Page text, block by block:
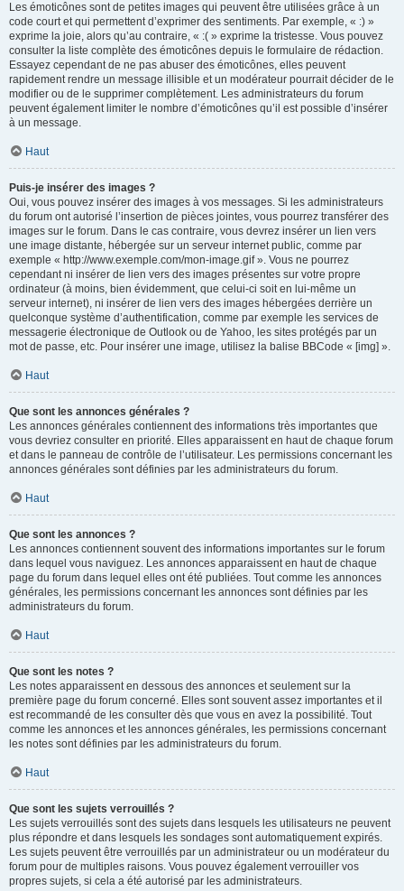
Les émoticônes sont de petites images qui peuvent être utilisées grâce à un
code court et qui permettent d’exprimer des sentiments. Par exemple, « :) »
exprime la joie, alors qu’au contraire, « :( » exprime la tristesse. Vous pouvez
consulter la liste complète des émoticônes depuis le formulaire de rédaction.
Essayez cependant de ne pas abuser des émoticônes, elles peuvent
rapidement rendre un message illisible et un modérateur pourrait décider de le
modifier ou de le supprimer complètement. Les administrateurs du forum
peuvent également limiter le nombre d’émoticônes qu’il est possible d’insérer
à un message.
Haut
Puis-je insérer des images ?
Oui, vous pouvez insérer des images à vos messages. Si les administrateurs
du forum ont autorisé l’insertion de pièces jointes, vous pourrez transférer des
images sur le forum. Dans le cas contraire, vous devrez insérer un lien vers
une image distante, hébergée sur un serveur internet public, comme par
exemple « http://www.exemple.com/mon-image.gif ». Vous ne pourrez
cependant ni insérer de lien vers des images présentes sur votre propre
ordinateur (à moins, bien évidemment, que celui-ci soit en lui-même un
serveur internet), ni insérer de lien vers des images hébergées derrière un
quelconque système d’authentification, comme par exemple les services de
messagerie électronique de Outlook ou de Yahoo, les sites protégés par un
mot de passe, etc. Pour insérer une image, utilisez la balise BBCode « [img] ».
Haut
Que sont les annonces générales ?
Les annonces générales contiennent des informations très importantes que
vous devriez consulter en priorité. Elles apparaissent en haut de chaque forum
et dans le panneau de contrôle de l’utilisateur. Les permissions concernant les
annonces générales sont définies par les administrateurs du forum.
Haut
Que sont les annonces ?
Les annonces contiennent souvent des informations importantes sur le forum
dans lequel vous naviguez. Les annonces apparaissent en haut de chaque
page du forum dans lequel elles ont été publiées. Tout comme les annonces
générales, les permissions concernant les annonces sont définies par les
administrateurs du forum.
Haut
Que sont les notes ?
Les notes apparaissent en dessous des annonces et seulement sur la
première page du forum concerné. Elles sont souvent assez importantes et il
est recommandé de les consulter dès que vous en avez la possibilité. Tout
comme les annonces et les annonces générales, les permissions concernant
les notes sont définies par les administrateurs du forum.
Haut
Que sont les sujets verrouillés ?
Les sujets verrouillés sont des sujets dans lesquels les utilisateurs ne peuvent
plus répondre et dans lesquels les sondages sont automatiquement expirés.
Les sujets peuvent être verrouillés par un administrateur ou un modérateur du
forum pour de multiples raisons. Vous pouvez également verrouiller vos
propres sujets, si cela a été autorisé par les administrateurs.